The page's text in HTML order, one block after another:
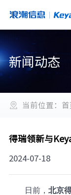
新闻动态
当前位置：
得瑞领新与
2024-07-18
日前， 北京